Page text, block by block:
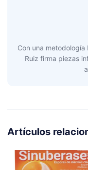
Con una
Ruiz firma piezas
Artículos